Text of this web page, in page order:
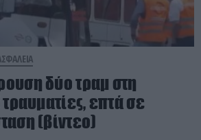
δύο τραμ στη
επτά σε
(βίντεο)